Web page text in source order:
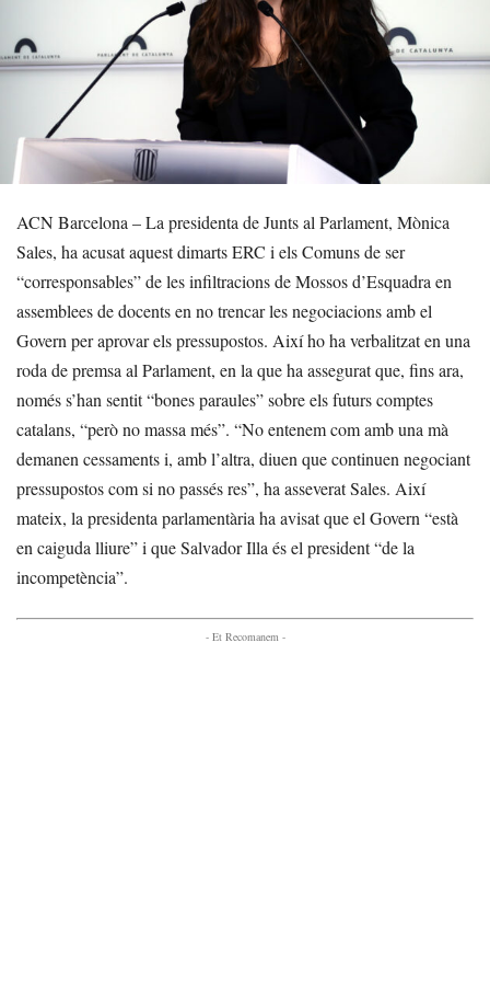
ACN Barcelona – La presidenta de Junts al Parlament, Mònica
Sales, ha acusat aquest dimarts ERC i els Comuns de ser
“corresponsables” de les infiltracions de Mossos d’Esquadra en
assemblees de docents en no trencar les negociacions amb el
Govern per aprovar els pressupostos. Així ho ha verbalitzat en una
roda de premsa al Parlament, en la que ha assegurat que, fins ara,
només s’han sentit “bones paraules” sobre els futurs comptes
catalans, “però no massa més”. “No entenem com amb una mà
demanen cessaments i, amb l’altra, diuen que continuen negociant
pressupostos com si no passés res”, ha asseverat Sales. Així
mateix, la presidenta parlamentària ha avisat que el Govern “està
en caiguda lliure” i que Salvador Illa és el president “de la
incompetència”.
- Et Recomanem -